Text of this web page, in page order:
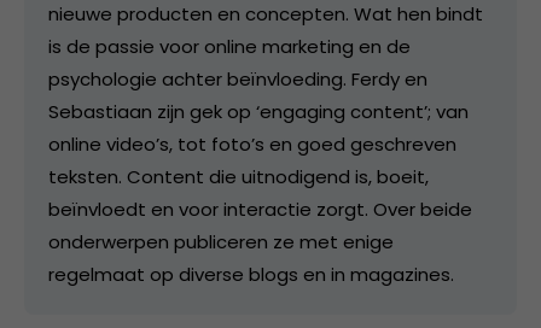
nieuwe producten en concepten. Wat hen bindt
is de passie voor online marketing en de
psychologie achter beïnvloeding. Ferdy en
Sebastiaan zijn gek op ‘engaging content’; van
online video’s, tot foto’s en goed geschreven
teksten. Content die uitnodigend is, boeit,
beïnvloedt en voor interactie zorgt. Over beide
onderwerpen publiceren ze met enige
regelmaat op diverse blogs en in magazines.